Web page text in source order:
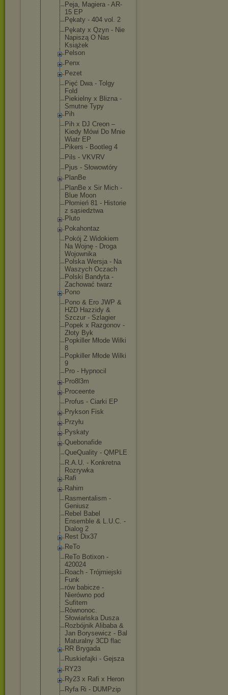
Peja, Magiera - AR-
15 EP
Pękaty - 404 vol. 2
Pękaty x Qzyn - Nie
Napiszą O Nas
Książek
Pelson
Penx
Pezet
Pięć Dwa - Tolgy
Fold
Piekielny x Blizna -
Smutne Typy
Pih
Pih x DJ Creon –
Kiedy Mówi Do Mnie
Wiatr EP
Pikers - Bootleg 4
Pils - VKVRV
Pjus - Słowowtóry
PlanBe
PlanBe x Sir Mich -
Blue Moon
Płomień 81 - Historie
z sąsiedztwa
Pluto
Pokahontaz
Pokój Z Widokiem
Na Wojnę - Droga
Wojownika
Polska Wersja - Na
Waszych Oczach
Polski Bandyta -
Zachować twarz
Pono
Pono & Ero JWP &
HZD Hazzidy &
Szczur - Szlagier
Popek x Razgonov -
Złoty Byk
Popkiller Młode Wilki
8
Popkiller Młode Wilki
9
Pro - Hypnocil
Pro8l3m
Proceente
Profus - Ciarki EP
Prykson Fisk
Przyłu
Pyskaty
Quebonafide
QueQuality - QMPLE
R.A.U. - Konkretna
Rozrywka
Rafi
Rahim
Rasmentalism -
Geniusz
Rebel Babel
Ensemble & L.U.C. -
Dialog 2
Rest Dix37
ReTo
ReTo Botixon -
420024
Roach - Trójmiejski
Funk
rów babicze -
Nierówno pod
Sufitem
Równonoc.
Słowiańska Dusza
Rozbójnik Alibaba &
Jan Borysewicz - Bal
Maturalny 3CD flac
RR Brygada
Ruskiefajki - Gejsza
RY23
Ry23 x Rafi x Heron
Ryfa Ri - DUMPzip